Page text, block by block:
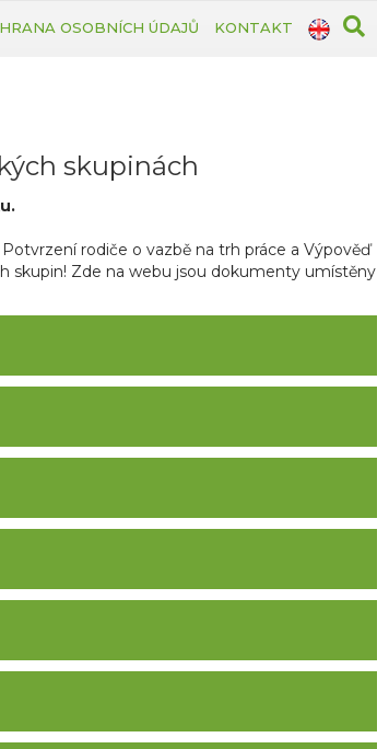
OSOBNÍCH ÚDAJŮ KONTAKT
skupinách
rodiče o vazbě na trh práce a Výpověď
skupin! Zde na webu jsou dokumenty umístěny